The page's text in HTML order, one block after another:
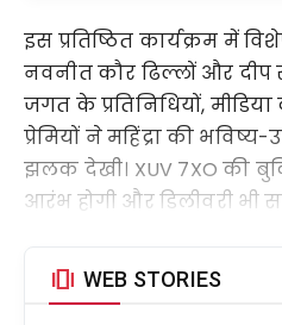
इस प्रतिष्ठित कार्यक्रम में
नवनीत कौर ढिल्लों और दीप
जगत के प्रतिनिधियों,
प्रेमियों ने महिंद्रा की
झलक देखी। XUV 7XO की
आरंभ होगी और डिलीवरी भी
amp_stories WEB STORIES